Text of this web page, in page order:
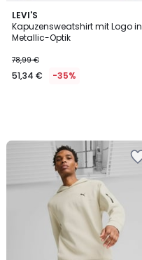
LEVI'S
Kapuzensweatshirt mit Logo in
Metallic-Optik
78,99 €
51,34 € -35%